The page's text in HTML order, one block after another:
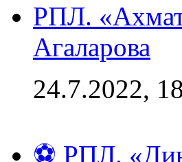
РПЛ.
Агаларова
24.7.2022,
⚽ РПЛ.